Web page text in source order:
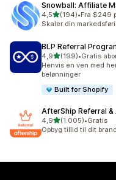
Snowball: Affiliate
4,5ud af 5 stjerner
(194)
194 anmeldelser i alt
•Fra $249
Skaler din
BLP Referral
4,9ud af 5 stjerner
(199)
199 anmeldelser i alt
•Gratis
Henvis en ven med
belønninger
Built for Shopify
AfterShip Referral
4,9ud af 5 stjerner
(1.005)
1005 anmeldelser i alt
•Gratis
Opbyg tillid til dit